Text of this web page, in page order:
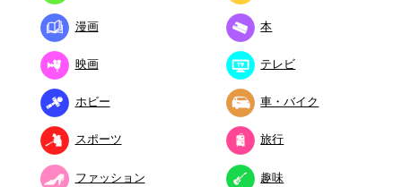
漫画 本
映画 テレビ
ホビー 車・バイク
スポーツ 旅行
ファッション 趣味